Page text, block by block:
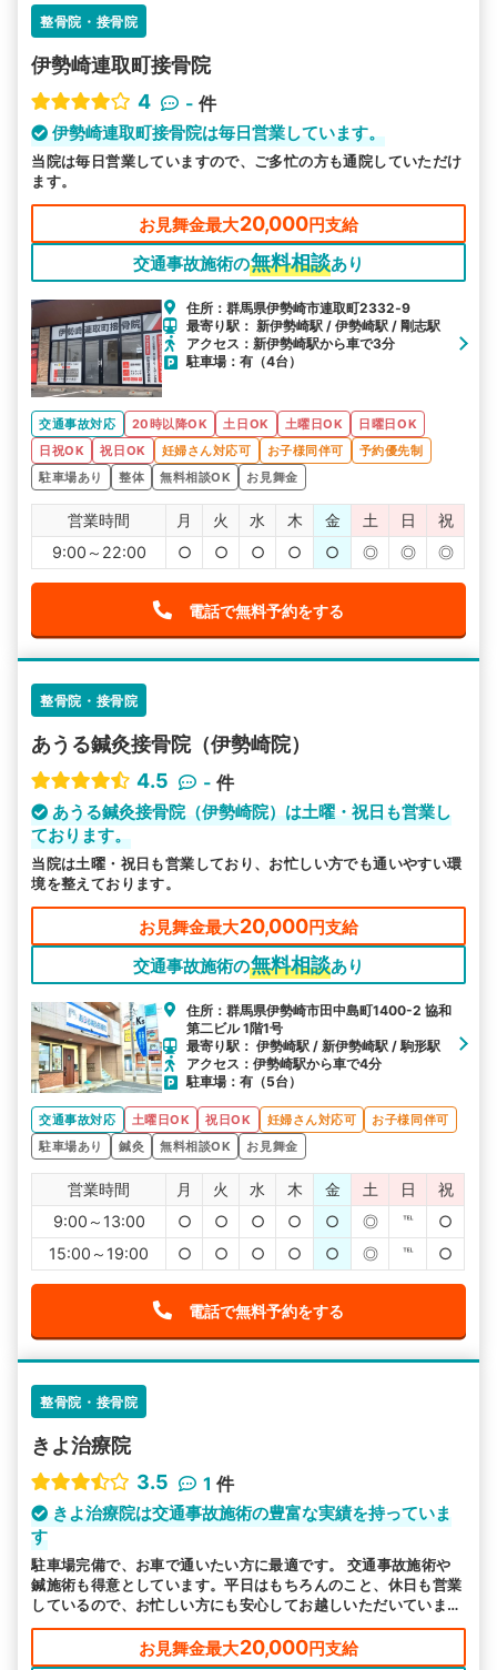
整骨院・接骨院
伊勢崎連取町接骨院
4
- 件
伊勢崎連取町接骨院は毎日営業しています。
当院は毎日営業していますので、ご多忙の方も通院していただけ
ます。
お見舞金最大20,000円支給
交通事故施術の無料相談あり
住所：群馬県伊勢崎市連取町2332‐9
最寄り駅： 新伊勢崎駅 / 伊勢崎駅 / 剛志駅
アクセス：新伊勢崎駅から車で3分
駐車場：有（4台）
交通事故対応 20時以降OK 土日OK 土曜日OK
日曜日OK
日祝OK
祝日OK 妊婦さん対応可 お子様同伴可
予約優先制
駐車場あり
整体 無料相談OK お見舞金
営業時間 月 火 水 木 金 土 日
祝
9:00～22:00
○ ○ ○ ○ ○ ◎ ◎ ◎
電話で無料予約をする
整骨院・接骨院
あうる鍼灸接骨院（伊勢崎院）
4.5
- 件
あうる鍼灸接骨院（伊勢崎院）は土曜・祝日も営業し
ております。
当院は土曜・祝日も営業しており、お忙しい方でも通いやすい環
境を整えております。
お見舞金最大20,000円支給
交通事故施術の無料相談あり
住所：群馬県伊勢崎市田中島町1400-2 協和
第二ビル 1階1号
最寄り駅： 伊勢崎駅 / 新伊勢崎駅 / 駒形駅
アクセス：伊勢崎駅から車で4分
駐車場：有（5台）
交通事故対応 土曜日OK 祝日OK 妊婦さん対応可
お子様同伴可
駐車場あり
鍼灸 無料相談OK お見舞金
営業時間 月 火 水 木 金 土 日
祝
9:00～13:00
○ ○ ○ ○ ○ ◎ ℡
○
15:00～19:00
○ ○ ○ ○ ○ ◎ ℡ ○
電話で無料予約をする
整骨院・接骨院
きよ治療院
3.5
1 件
きよ治療院は交通事故施術の豊富な実績を持っていま
す
駐車場完備で、お車で通いたい方に最適です。 交通事故施術や
鍼施術も得意としています。平日はもちろんのこと、休日も営業
しているので、お忙しい方にも安心してお越しいただいていま
す。
お見舞金最大20,000円支給